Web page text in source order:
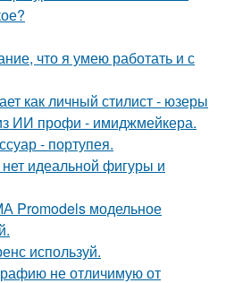
что я умею работать и с
как личный стилист - юзеры
ИИ профи - имиджмейкера.
- портупея.
идеальной фигуры и
Promodels модельное
используй.
не отличимую от